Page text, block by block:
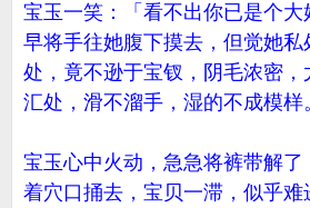
宝玉一笑：「看不出你已是个大
早将手往她腹下摸去，但觉她私
处，竟不逊于宝钗，阴毛浓密，
汇处，滑不溜手，湿的不成模样
宝玉心中火动，急急将裤带解
着穴口捅去，宝贝一滞，似乎